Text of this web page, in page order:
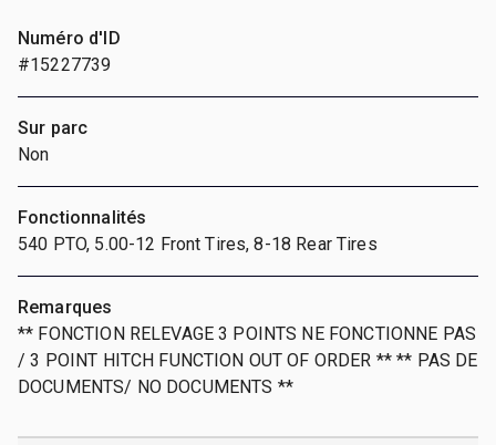
Numéro d'ID
#15227739
Sur parc
Non
Fonctionnalités
540 PTO, 5.00-12 Front Tires, 8-18 Rear Tires
Remarques
** FONCTION RELEVAGE 3 POINTS NE FONCTIONNE PAS
/ 3 POINT HITCH FUNCTION OUT OF ORDER ** ** PAS DE
DOCUMENTS/ NO DOCUMENTS **